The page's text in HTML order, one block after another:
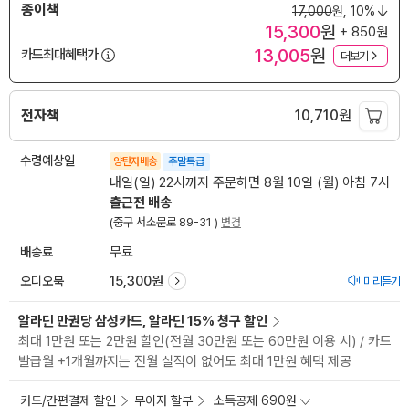
종이책 17,000원, 10%
15,300원 + 850원
카드최대혜택가
13,005원 더보기
전자책 10,710원
수령예상일 양탄자배송 주말특급
내일(일) 22시까지 주문하면 8월 10일 (월) 아침 7시
출근전 배송
(중구 서소문로 89-31 ) 변경
배송료 무료
오디오북 15,300원 미리듣기
알라딘 만권당 삼성카드, 알라딘 15% 청구 할인
최대 1만원 또는 2만원 할인(전월 30만원 또는 60만원 이용 시) / 카드
발급월 +1개월까지는 전월 실적이 없어도 최대 1만원 혜택 제공
카드/간편결제 할인 무이자 할부 소득공제 690원